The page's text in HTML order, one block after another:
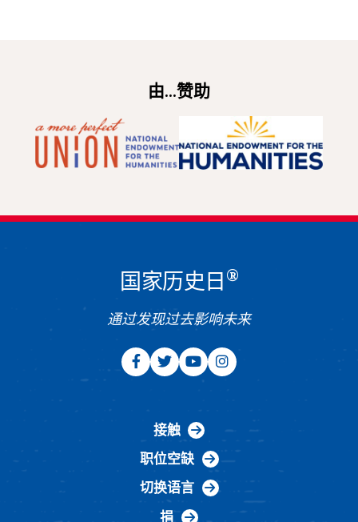
由...赞助
国家历史日 ®
通过发现过去影响未来
接触
职位空缺
切换语言
捐